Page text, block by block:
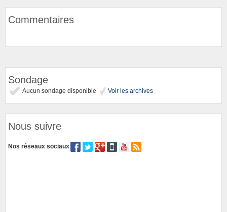
Commentaires
Sondage
Aucun sondage disponible Voir les archives
Nous suivre
Nos réseaux sociaux